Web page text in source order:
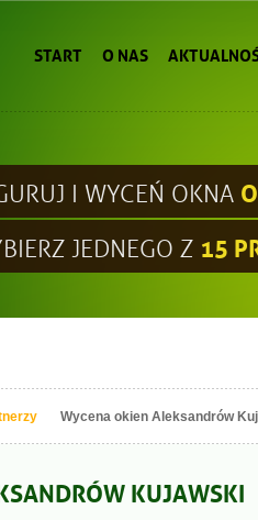
START O NAS
I WYCEŃ OKNA
JEDNEGO Z 15
Wycena okien Aleksandrów
KUJAWSKI